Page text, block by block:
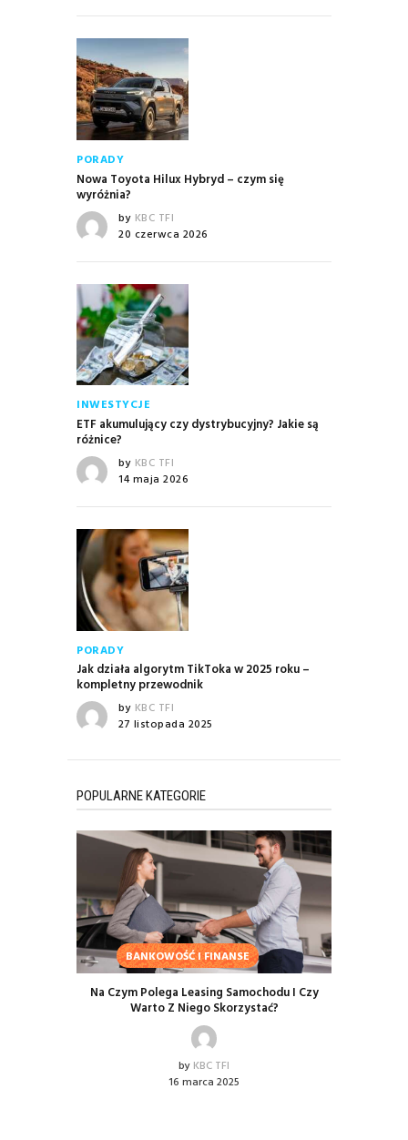
PORADY
Nowa Toyota Hilux Hybryd – czym się
wyróżnia?
by KBC TFI
20 czerwca 2026
INWESTYCJE
ETF akumulujący czy dystrybucyjny? Jakie są
różnice?
by KBC TFI
14 maja 2026
PORADY
Jak działa algorytm TikToka w 2025 roku –
kompletny przewodnik
by KBC TFI
27 listopada 2025
POPULARNE KATEGORIE
BANKOWOŚĆ I FINANSE
Na Czym Polega Leasing Samochodu I Czy
Warto Z Niego Skorzystać?
by KBC TFI
16 marca 2025